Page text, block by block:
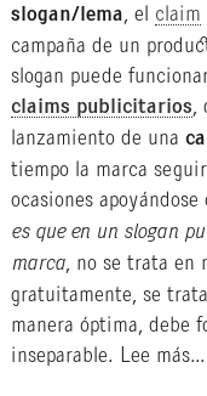
slogan/lema, el claim
campaña de un
slogan puede
claims publicitarios,
lanzamiento de una
tiempo la marca
ocasiones
es que en un slogan
marca, no se trata en
gratuitamente, se
manera óptima, debe
inseparable. Lee más…